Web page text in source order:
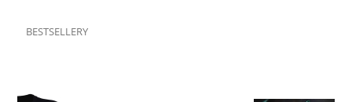
BESTSELLERY